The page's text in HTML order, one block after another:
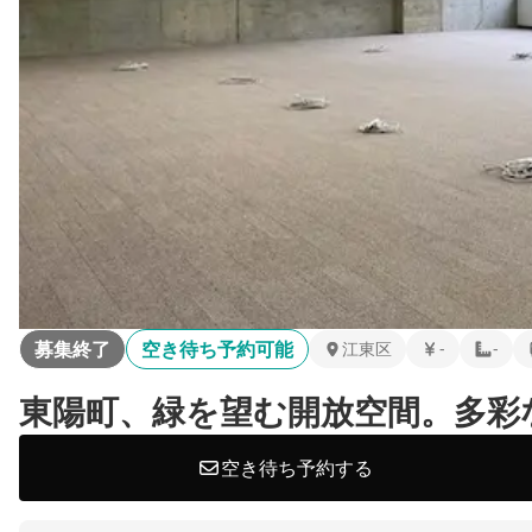
募集終了 空き待ち予約可能 江東区 - -
東陽町、緑を望む開放空間。多
空き待ち予約する